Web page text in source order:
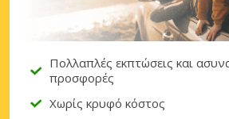
Πολλαπλές εκπτώσεις και
προσφορές
Χωρίς κρυφό κόστος